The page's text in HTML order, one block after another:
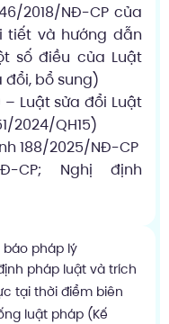
2018/NĐ-CP của
tiết và hướng dẫn
số điều của Luật
đổi, bổ sung)
– Luật sửa đổi Luật
2024/QH15)
188/2025/NĐ-CP
CP; Nghị định
pháp lý
pháp luật và trích
tại thời điểm biên
luật pháp (Kế